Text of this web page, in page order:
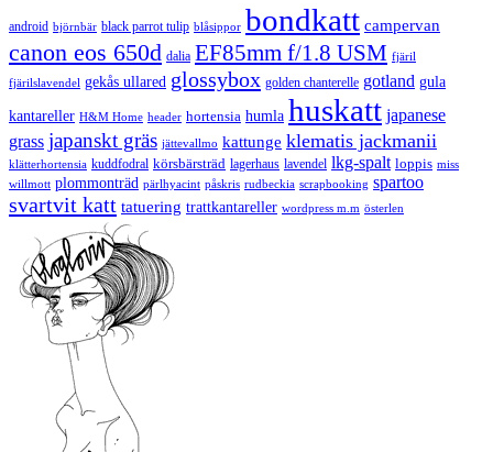
android björnbär black parrot tulip blåsippor bondkatt campervan
canon eos 650d dalia EF85mm f/1.8 USM fjäril
fjärilslavendel gekås ullared glossybox golden chanterelle gotland gula
kantareller H&M Home header hortensia humla huskatt japanese
grass japanskt gräs jättevallmo kattunge klematis jackmanii
klätterhortensia kuddfodral körsbärsträd lagerhaus lavendel lkg-spalt loppis miss
willmott plommonträd pärlhyacint påskris rudbeckia scrapbooking spartoo
svartvit katt tatuering trattkantareller wordpress m.m österlen